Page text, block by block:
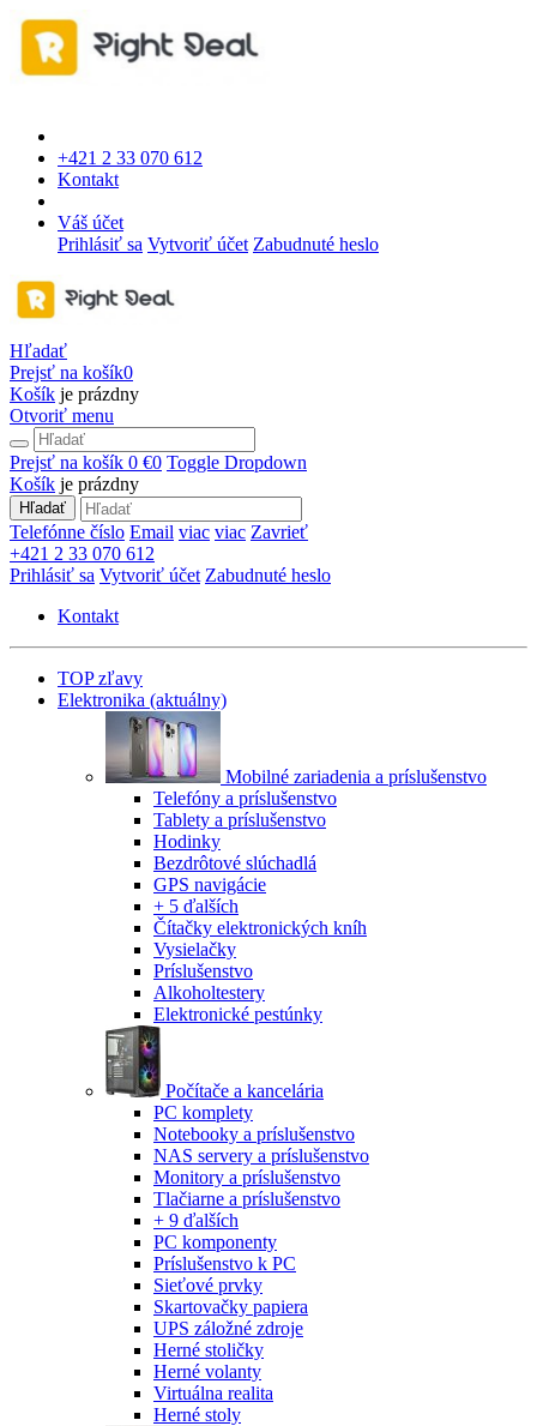
+421 2 33 070 612
Kontakt
Váš účet
Prihlásiť sa Vytvoriť účet Zabudnuté heslo
Hľadať
Prejsť na košík0
Košík je prázdny
Otvoriť menu
Prejsť na košík 0 €0 Toggle Dropdown
Košík je prázdny
Hľadať
Telefónne číslo Email viac viac Zavrieť
+421 2 33 070 612
Prihlásiť sa Vytvoriť účet Zabudnuté heslo
Kontakt
TOP zľavy
Elektronika (aktuálny)
Mobilné zariadenia a príslušenstvo
Telefóny a príslušenstvo
Tablety a príslušenstvo
Hodinky
Bezdrôtové slúchadlá
GPS navigácie
+ 5 ďalších
Čítačky elektronických kníh
Vysielačky
Príslušenstvo
Alkoholtestery
Elektronické pestúnky
Počítače a kancelária
PC komplety
Notebooky a príslušenstvo
NAS servery a príslušenstvo
Monitory a príslušenstvo
Tlačiarne a príslušenstvo
+ 9 ďalších
PC komponenty
Príslušenstvo k PC
Sieťové prvky
Skartovačky papiera
UPS záložné zdroje
Herné stoličky
Herné volanty
Virtuálna realita
Herné stoly